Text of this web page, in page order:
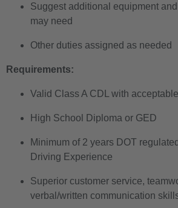
Suggest additional equipment
may need
Other duties assigned as needed
Requirements:
Valid Class A CDL with
High School Diploma or GED
Minimum of 2 years DOT
Driving Experience
Superior customer service,
verbal/written communication